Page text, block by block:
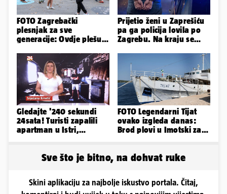
FOTO Zagrebački
plesnjak za sve
generacije: Ovdje plešu
Prijetio ženi u Zaprešiću
pa ga policija lovila po
Zagrebu. Na kraju se
Gledajte '240 sekundi
24sata! Turisti zapalili
apartman u Istri,
FOTO Legendarni Tijat
ovako izgleda danas:
Brod plovi u Imotski za
Sve što je bitno, na dohvat ruke
Skini aplikaciju za najbolje iskustvo portala. Čitaj,